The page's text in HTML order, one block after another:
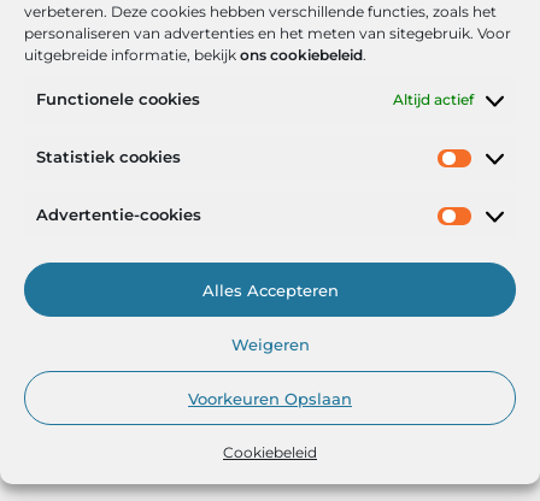
verbeteren. Deze cookies hebben verschillende functies, zoals het
personaliseren van advertenties en het meten van sitegebruik. Voor
uitgebreide informatie, bekijk ons cookiebeleid.
Functionele cookies Altijd actief
Statistiek cookies
Advertentie-cookies
Alles Accepteren
Weigeren
Voorkeuren Opslaan
Cookiebeleid
Het Portaal voor Inzichten en Inspiratie
— AdviesPortal.nl verzamelt de beste blogs en artikelen om jou te
helpen groeien. Ontdek, leer en laat je inspireren!
www.adviesportal.nl.All Right Reserved.
Onze informatie